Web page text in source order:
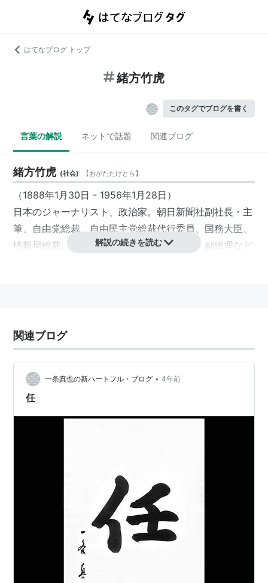
はてなブログ トップ
緒方竹虎
このタグでブログを書く
言葉の解説 ネットで話題 関連ブログ
緒方竹虎 (社会) 【おがたたけとら】
（1888年1月30日 - 1956年1月28日）
日本のジャーナリスト、政治家。朝日新聞社副社長・主
筆、自由党総裁、自由民主党総裁代行委員、国務大臣、
情報局総裁、内閣書記官長、内閣官房長官、副総理など
解説の続きを読む
関連ブログ
一条真也の新ハートフル・ブログ • 4年前
任